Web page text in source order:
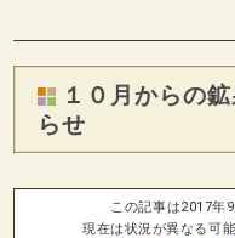
１０月からの
らせ
この記事は2017年
現在は状況が異なる可